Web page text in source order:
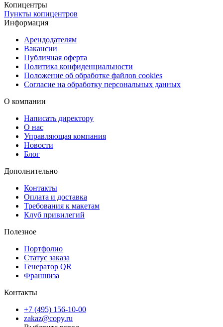
Бесплатная доставка в наши пункты выдачи.
Доставка через СДЭК (ПВЗ или курьер).
Копицентры
Пункты копицентров
Информация
Арендодателям
Вакансии
Публичная оферта
Политика конфиденциальности
Положение об обработке файлов cookies
Согласие на обработку персональных данных
О компании
Написать директору
О нас
Управляющая компания
Новости
Блог
Дополнительно
Контакты
Оплата и доставка
Требования к макетам
Клуб привилегий
Полезное
Портфолио
Статус заказа
Генератор QR
Франшиза
Контакты
+7 (495) 156-10-00
zakaz@copy.ru